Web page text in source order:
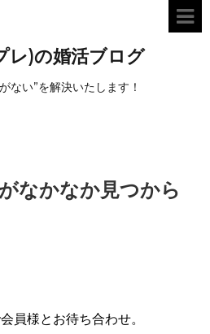
レ)の婚活ブログ
ない”を解決いたします！
なかなか見つから
員様とお待ち合わせ。